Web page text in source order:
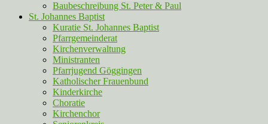
Baubeschreibung St. Peter & Paul
St. Johannes Baptist
Kuratie St. Johannes Baptist
Pfarrgemeinderat
Kirchenverwaltung
Ministranten
Pfarrjugend Göggingen
Katholischer Frauenbund
Kinderkirche
Choratie
Kirchenchor